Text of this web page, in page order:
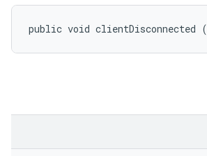
public void clientDisconnected (